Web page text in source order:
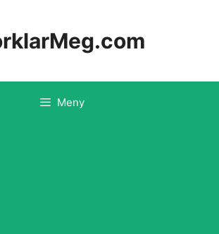
Meny